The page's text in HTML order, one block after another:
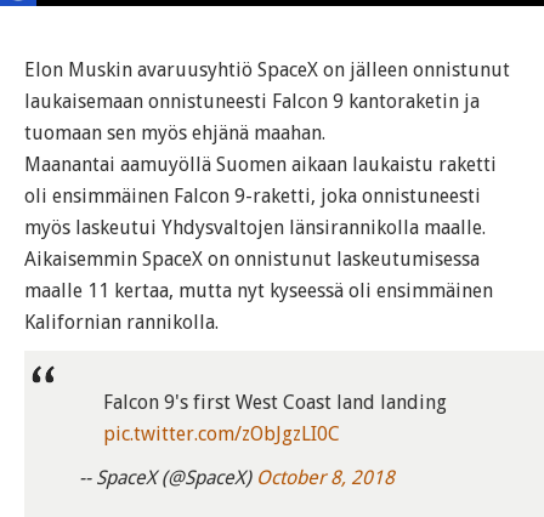
Elon Muskin avaruusyhtiö SpaceX on jälleen onnistunut
laukaisemaan onnistuneesti Falcon 9 kantoraketin ja
tuomaan sen myös ehjänä maahan.
Maanantai aamuyöllä Suomen aikaan laukaistu raketti
oli ensimmäinen Falcon 9-raketti, joka onnistuneesti
myös laskeutui Yhdysvaltojen länsirannikolla maalle.
Aikaisemmin SpaceX on onnistunut laskeutumisessa
maalle 11 kertaa, mutta nyt kyseessä oli ensimmäinen
Kalifornian rannikolla.
Falcon 9's first West Coast land landing
pic.twitter.com/zObJgzLI0C
-- SpaceX (@SpaceX) October 8, 2018